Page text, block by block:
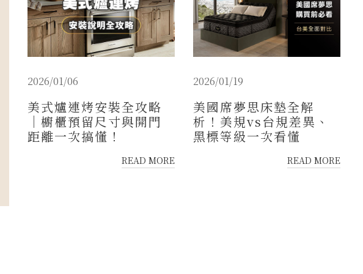
2026/01/06
美式爐連烤安裝全攻略
｜櫥櫃預留尺寸與開門
距離一次搞懂！
READ MORE
2026/01/19
美國席夢思床墊全解
析！美規vs台規差異、
黑標等級一次看懂
READ MORE